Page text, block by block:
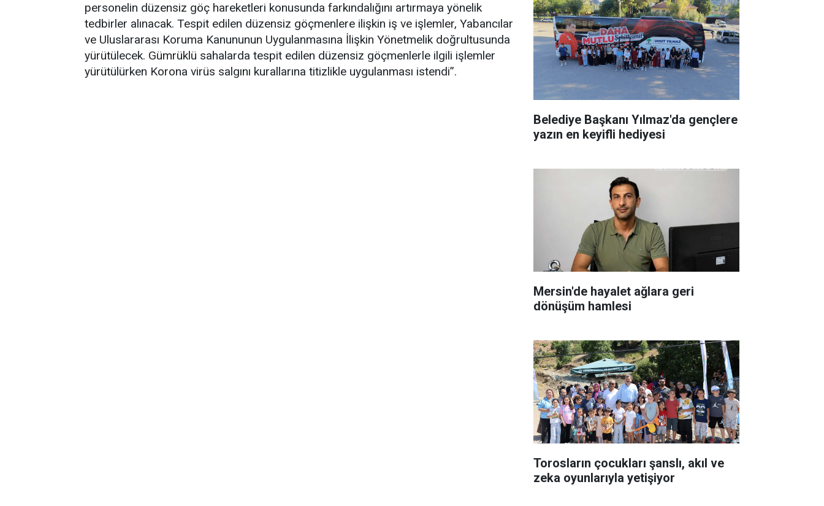
personelin düzensiz göç hareketleri konusunda farkındalığını artırmaya yönelik
tedbirler alınacak. Tespit edilen düzensiz göçmenlere ilişkin iş ve işlemler, Yabancılar
ve Uluslararası Koruma Kanununun Uygulanmasına İlişkin Yönetmelik doğrultusunda
yürütülecek. Gümrüklü sahalarda tespit edilen düzensiz göçmenlerle ilgili işlemler
yürütülürken Korona virüs salgını kurallarına titizlikle uygulanması istendi”.
Belediye Başkanı Yılmaz'da gençlere
yazın en keyifli hediyesi
Mersin'de hayalet ağlara geri
dönüşüm hamlesi
Torosların çocukları şanslı, akıl ve
zeka oyunlarıyla yetişiyor